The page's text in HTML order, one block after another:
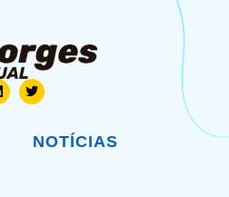
NOTÍCIAS